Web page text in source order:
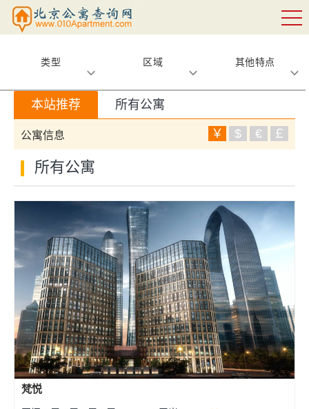
类型 区域 其他特点
本站推荐 所有公寓
公寓信息 ￥ $ € ￡
所有公寓
梵悦